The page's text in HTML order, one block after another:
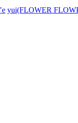
yui(FLOWER